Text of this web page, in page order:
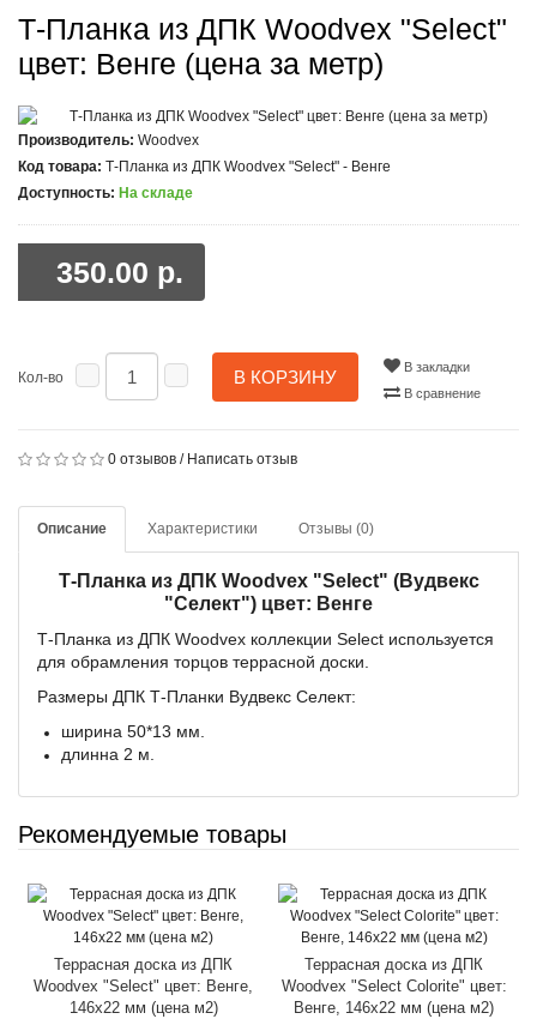
Т-Планка из ДПК Woodvex "Select"
цвет: Венге (цена за метр)
Производитель: Woodvex
Код товара: Т-Планка из ДПК Woodvex "Select" - Венге
Доступность: На складе
350.00 р.
Кол-во В КОРЗИНУ
В закладки
В сравнение
0 отзывов / Написать отзыв
Описание Характеристики Отзывы (0)
Т-Планка из ДПК Woodvex "Select" (Вудвекс
"Селект") цвет: Венге
Т-Планка из ДПК Woodvex коллекции Select используется
для обрамления торцов террасной доски.
Размеры ДПК Т-Планки Вудвекс Селект:
ширина 50*13 мм.
длинна 2 м.
Рекомендуемые товары
Террасная доска из ДПК
Woodvex "Select" цвет: Венге,
146x22 мм (цена м2)
Террасная доска из ДПК
Woodvex "Select Colorite" цвет:
Венге, 146x22 мм (цена м2)